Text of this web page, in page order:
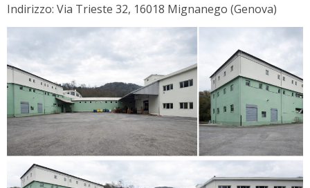
Indirizzo: Via Trieste 32, 16018 Mignanego (Genova)